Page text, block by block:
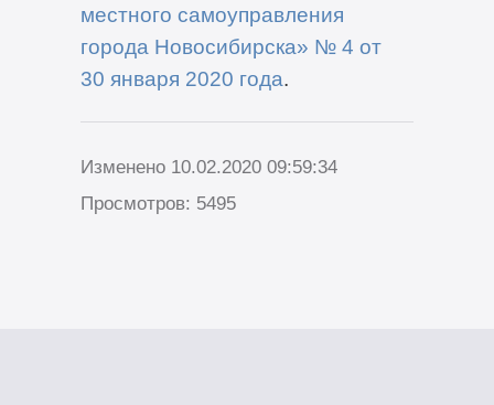
местного самоуправления
города Новосибирска» № 4 от
30 января 2020 года.
Изменено 10.02.2020 09:59:34
Просмотров: 5495